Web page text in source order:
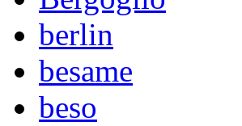
berlin
besame
beso